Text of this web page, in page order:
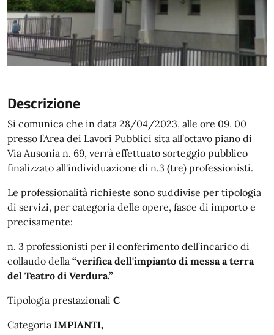
Descrizione
Si comunica che in data 28/04/2023, alle ore 09, 00
presso l’Area dei Lavori Pubblici sita all’ottavo piano di
Via Ausonia n. 69, verrà effettuato sorteggio pubblico
finalizzato all'individuazione di n.3 (tre) professionisti.
Le professionalità richieste sono suddivise per tipologia
di servizi, per categoria delle opere, fasce di importo e
precisamente:
n. 3 professionisti per il conferimento dell’incarico di
collaudo della “verifica dell'impianto di messa a terra
del Teatro di Verdura.”
Tipologia prestazionali C
Categoria IMPIANTI,